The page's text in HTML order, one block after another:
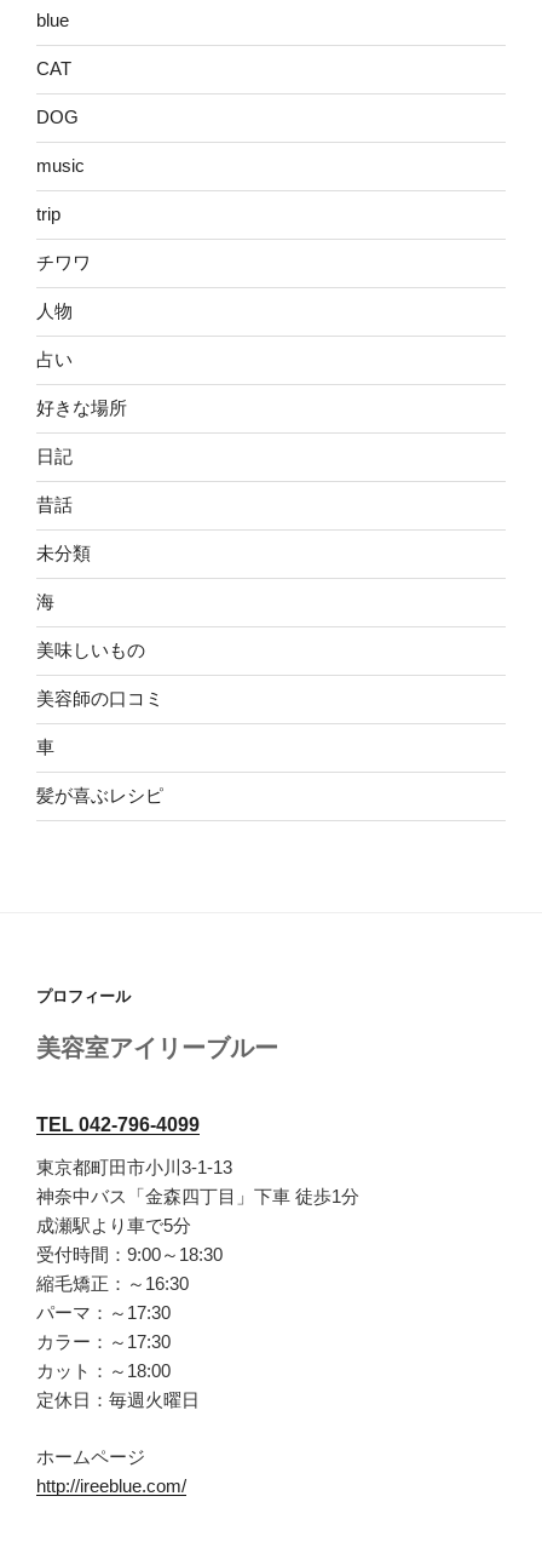
blue
CAT
DOG
music
trip
チワワ
人物
占い
好きな場所
日記
昔話
未分類
海
美味しいもの
美容師の口コミ
車
髪が喜ぶレシピ
プロフィール
美容室アイリーブルー
TEL 042-796-4099
東京都町田市小川3-1-13
神奈中バス「金森四丁目」下車 徒歩1分
成瀬駅より車で5分
受付時間：9:00～18:30
縮毛矯正：～16:30
パーマ：～17:30
カラー：～17:30
カット：～18:00
定休日：毎週火曜日
ホームページ
http://ireeblue.com/